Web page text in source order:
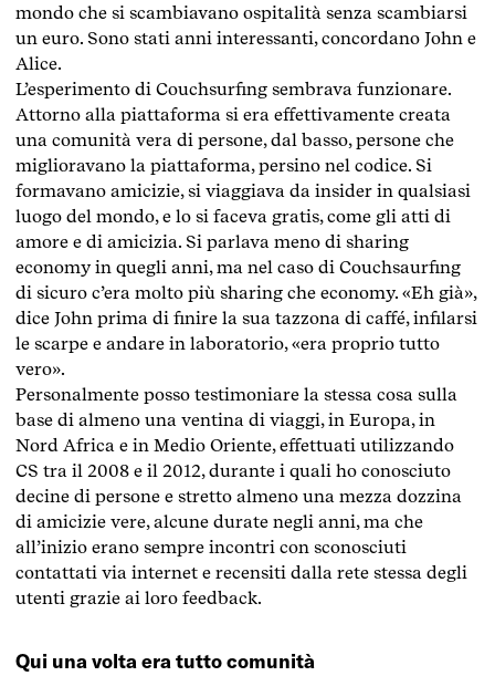
mondo che si scambiavano ospitalità senza scambiarsi
un euro. Sono stati anni interessanti, concordano John e
Alice.
L’esperimento di Couchsurfing sembrava funzionare.
Attorno alla piattaforma si era effettivamente creata
una comunità vera di persone, dal basso, persone che
miglioravano la piattaforma, persino nel codice. Si
formavano amicizie, si viaggiava da insider in qualsiasi
luogo del mondo, e lo si faceva gratis, come gli atti di
amore e di amicizia. Si parlava meno di sharing
economy in quegli anni, ma nel caso di Couchsaurfing
di sicuro c’era molto più sharing che economy. «Eh già»,
dice John prima di finire la sua tazzona di caffé, infilarsi
le scarpe e andare in laboratorio, «era proprio tutto
vero».
Personalmente posso testimoniare la stessa cosa sulla
base di almeno una ventina di viaggi, in Europa, in
Nord Africa e in Medio Oriente, effettuati utilizzando
CS tra il 2008 e il 2012, durante i quali ho conosciuto
decine di persone e stretto almeno una mezza dozzina
di amicizie vere, alcune durate negli anni, ma che
all’inizio erano sempre incontri con sconosciuti
contattati via internet e recensiti dalla rete stessa degli
utenti grazie ai loro feedback.
Qui una volta era tutto comunità